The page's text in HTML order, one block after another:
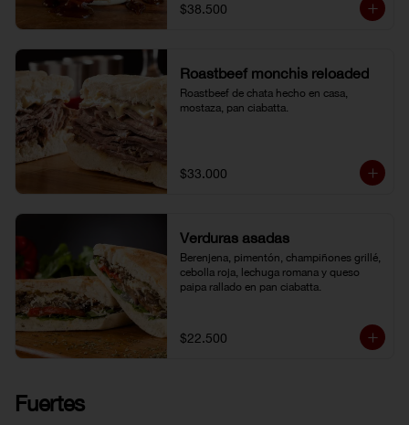
$38.500
Roastbeef monchis reloaded
Roastbeef de chata hecho en casa,
mostaza, pan ciabatta.
$33.000
Verduras asadas
Berenjena, pimentón, champiñones grillé,
cebolla roja, lechuga romana y queso
paipa rallado en pan ciabatta.
$22.500
Fuertes